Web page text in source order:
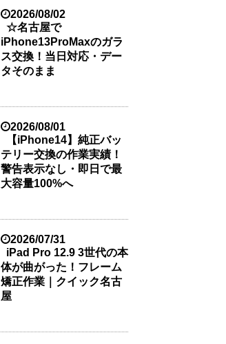
2026/08/02
☆名古屋で
iPhone13ProMaxのガラ
ス交換！当日対応・デー
タそのまま
2026/08/01
【iPhone14】純正バッ
テリー交換の作業実績！
警告表示なし・即日で最
大容量100%へ
2026/07/31
iPad Pro 12.9 3世代の本
体が曲がった！フレーム
矯正作業｜クイック名古
屋